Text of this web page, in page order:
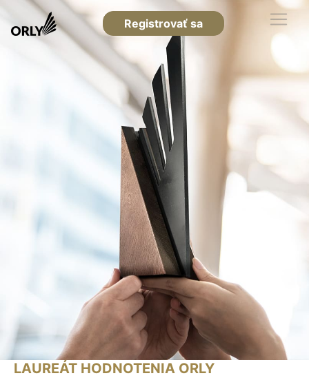
Registrovať sa
LAUREÁT HODNOTENIA ORLY